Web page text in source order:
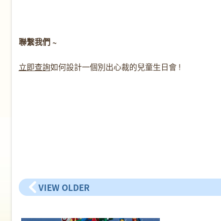
聯繫我們 ~
立即查詢如何設計一個別出心裁的兒童生日會 !
VIEW OLDER